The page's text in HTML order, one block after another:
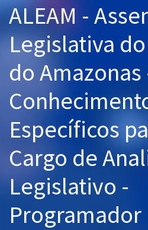
Cursos 20% OFF
Pós
Graduação
OAB
Questões grátis
Aprovados
ALEAM -
Legislativa
do Amazonas
Específicos
Cargo de
Legislativo -
Programador